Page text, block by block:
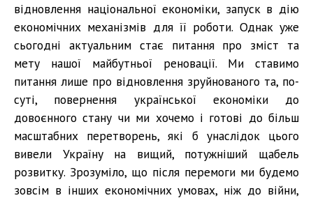
відновлення національної економіки, запуск в дію
економічних механізмів для її роботи. Однак уже
сьогодні актуальним стає питання про зміст та
мету нашої майбутньої реновації. Ми ставимо
питання лише про відновлення зруйнованого та, по-
суті, повернення української економіки до
довоєнного стану чи ми хочемо і готові до більш
масштабних перетворень, які б унаслідок цього
вивели Україну на вищий, потужніший щабель
розвитку. Зрозуміло, що після перемоги ми будемо
зовсім в інших економічних умовах, ніж до війни,